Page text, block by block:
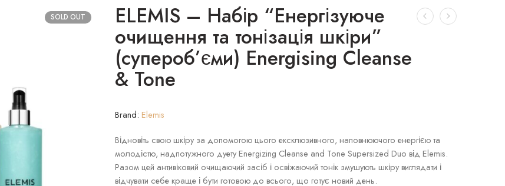
SOLD OUT ELEMIS – Набір “Енергізуюче
очищення та тонізація шкіри”
(супероб’єми) Energising Cleanse
& Tone
Brand: Elemis
Відновіть свою шкіру за допомогою цього ексклюзивного, наповнюючого енергією та
молодістю, надпотужного дуету Energizing Cleanse and Tone Supersized Duo від Elemis.
Разом цей антивіковий очищаючий засіб і освіжаючий тонік змушують шкіру виглядати і
відчувати себе краще і бути готовою до всього, що готує новий день.